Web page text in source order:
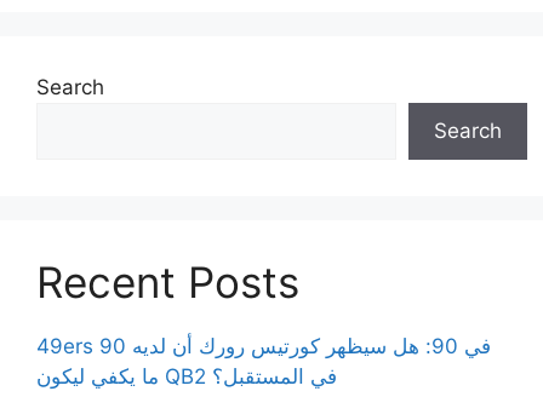
Search
Search
Recent Posts
49ers 90 في 90: هل سيظهر كورتيس رورك أن لديه
ما يكفي ليكون QB2 في المستقبل؟